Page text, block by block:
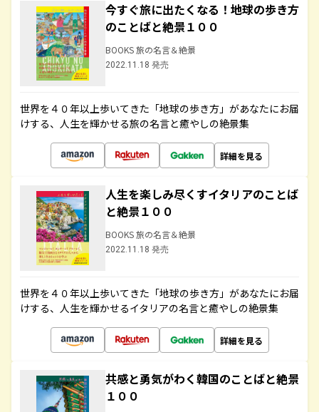
今すぐ旅に出たくなる！地球の歩き方
のことばと絶景１００
BOOKS 旅の名言＆絶景
2022.11.18 発売
世界を４０年以上歩いてきた「地球の歩き方」があなたにお届
けする、人生を輝かせる旅の名言と癒やしの絶景集
詳細を見る
人生を楽しみ尽くすイタリアのことば
と絶景１００
BOOKS 旅の名言＆絶景
2022.11.18 発売
世界を４０年以上歩いてきた「地球の歩き方」があなたにお届
けする、人生を輝かせるイタリアの名言と癒やしの絶景集
詳細を見る
共感と勇気がわく韓国のことばと絶景
１００